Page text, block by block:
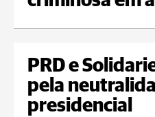
PRD e
pela
presidencial